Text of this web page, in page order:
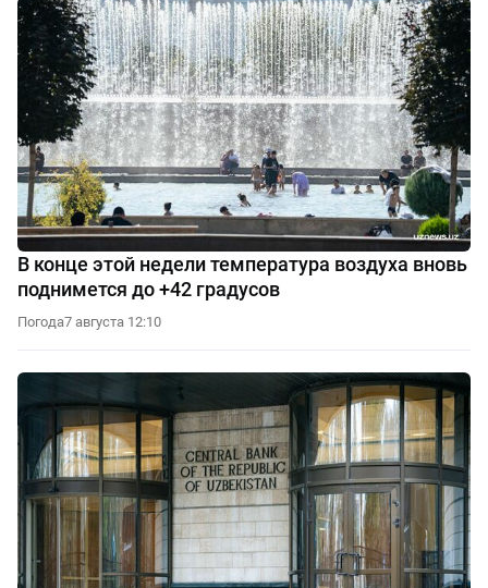
В конце этой недели температура воздуха вновь
поднимется до +42 градусов
Погода7 августа 12:10